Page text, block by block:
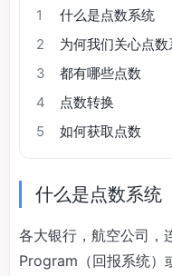
1
什么是点数系统
2
为何我们关心点数
3
都有哪些点数
4
点数转换
5
如何获取点数
什么是点数系统
各大银行，航空公司，
Program（回报系统